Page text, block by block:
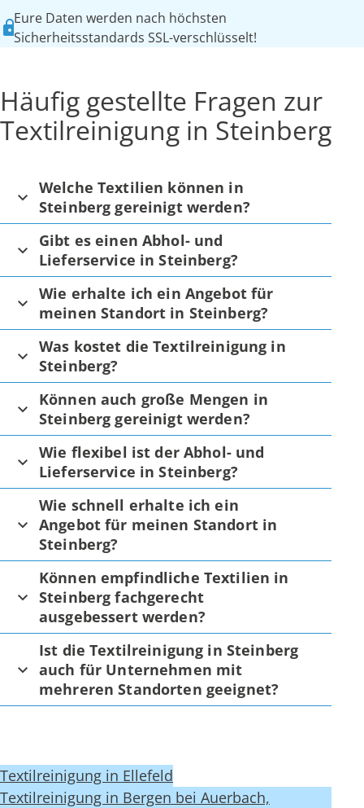
Eure Daten werden nach höchsten
Sicherheitsstandards SSL-verschlüsselt!
Häufig gestellte Fragen zur
Textilreinigung in Steinberg
Welche Textilien können in
Steinberg gereinigt werden?
Gibt es einen Abhol- und
Lieferservice in Steinberg?
Wie erhalte ich ein Angebot für
meinen Standort in Steinberg?
Was kostet die Textilreinigung in
Steinberg?
Können auch große Mengen in
Steinberg gereinigt werden?
Wie flexibel ist der Abhol- und
Lieferservice in Steinberg?
Wie schnell erhalte ich ein
Angebot für meinen Standort in
Steinberg?
Können empfindliche Textilien in
Steinberg fachgerecht
ausgebessert werden?
Ist die Textilreinigung in Steinberg
auch für Unternehmen mit
mehreren Standorten geeignet?
Textilreinigung in Ellefeld
Textilreinigung in Bergen bei Auerbach,